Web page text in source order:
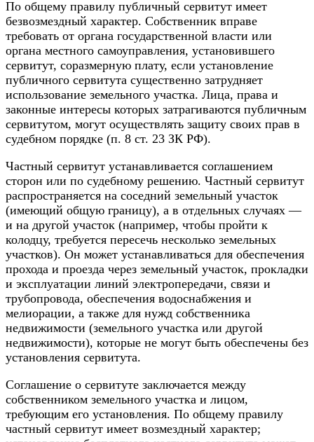
По общему правилу публичный сервитут имеет
безвозмездный характер. Собственник вправе
требовать от органа государственной власти или
органа местного самоуправления, установившего
сервитут, соразмерную плату, если установление
публичного сервитута существенно затрудняет
использование земельного участка. Лица, права и
законные интересы которых затрагиваются публичным
сервитутом, могут осуществлять защиту своих прав в
судебном порядке (п. 8 ст. 23 ЗК РФ).
Частный сервитут устанавливается соглашением
сторон или по судебному решению. Частный сервитут
распространяется на соседний земельный участок
(имеющий общую границу), а в отдельных случаях —
и на другой участок (например, чтобы пройти к
колодцу, требуется пересечь несколько земельных
участков). Он может устанавливаться для обеспечения
прохода и проезда через земельный участок, прокладки
и эксплуатации линий электропередачи, связи и
трубопровода, обеспечения водоснабжения и
мелиорации, а также для нужд собственника
недвижимости (земельного участка или другой
недвижимости), которые не могут быть обеспечены без
установления сервитута.
Соглашение о сервитуте заключается между
собственником земельного участка и лицом,
требующим его установления. По общему правилу
частный сервитут имеет возмездный характер;